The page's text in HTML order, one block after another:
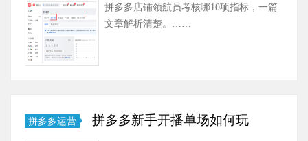
拼多多店铺领航员考核哪10项指标，一篇
文章解析清楚。……
拼多多运营 拼多多新手开播单场如何玩